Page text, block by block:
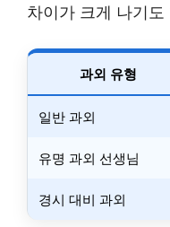
차이가 크게 나기도
과외 유형
일반 과외
유명 과외 선생님
경시 대비 과외